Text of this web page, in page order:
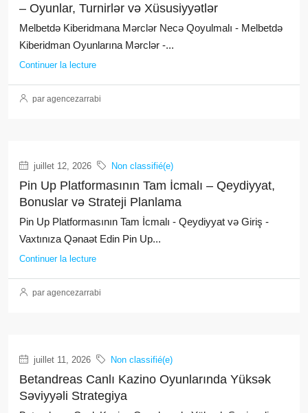
– Oyunlar, Turnirlər və Xüsusiyyətlər
Melbetdə Kiberidmana Mərclər Necə Qoyulmalı - Melbetdə
Kiberidman Oyunlarına Mərclər -...
Continuer la lecture
par agencezarrabi
juillet 12, 2026 Non classifié(e)
Pin Up Platformasının Tam İcmalı – Qeydiyyat,
Bonuslar və Strateji Planlama
Pin Up Platformasının Tam İcmalı - Qeydiyyat və Giriş -
Vaxtınıza Qənaət Edin Pin Up...
Continuer la lecture
par agencezarrabi
juillet 11, 2026 Non classifié(e)
Betandreas Canlı Kazino Oyunlarında Yüksək
Səviyyəli Strategiya